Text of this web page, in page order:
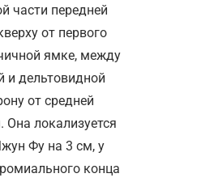
части передней
от первого
ямке, между
и дельтовидной
от средней
Она локализуется
Фу на 3 см, у
конца